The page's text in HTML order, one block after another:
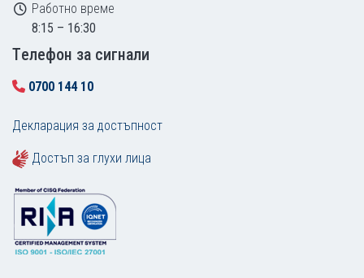
Работно време
8:15 – 16:30
Tелефон за сигнали
0700 144 10
Декларация за достъпност
Достъп за глухи лица